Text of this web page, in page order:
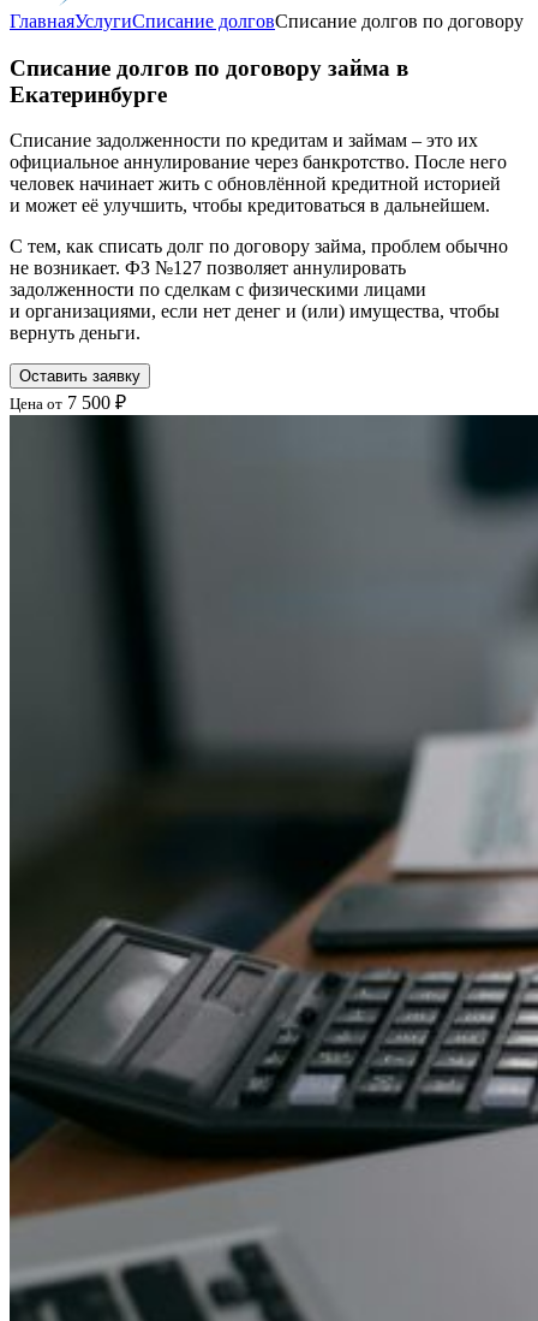
ГлавнаяУслугиСписание долговСписание долгов по договору
Списание долгов по договору займа в
Екатеринбурге
Списание задолженности по кредитам и займам – это их
официальное аннулирование через банкротство. После него
человек начинает жить с обновлённой кредитной историей
и может её улучшить, чтобы кредитоваться в дальнейшем.
С тем, как списать долг по договору займа, проблем обычно
не возникает. ФЗ №127 позволяет аннулировать
задолженности по сделкам с физическими лицами
и организациями, если нет денег и (или) имущества, чтобы
вернуть деньги.
Оставить заявку
Цена от 7 500 ₽